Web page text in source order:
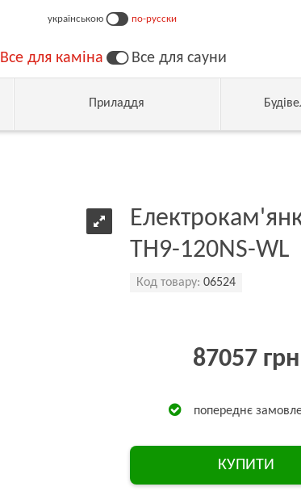
українською по-русски
Все для каміна Все для сауни
Приладдя
TH9-120NS-WL
Код товару: 06524
87057 грн
попереднє
КУПИТИ